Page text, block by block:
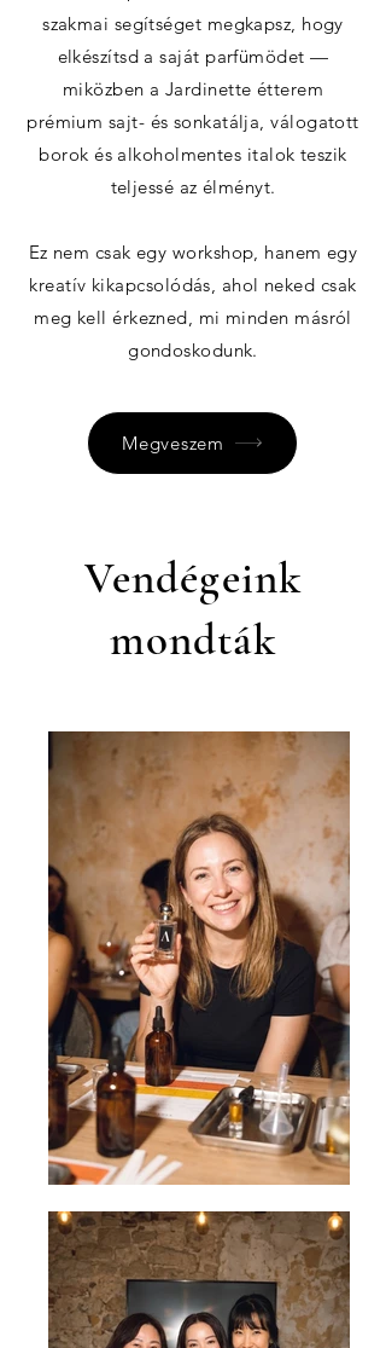
szakmai segítséget megkapsz, hogy
elkészítsd a saját parfümödet —
miközben a Jardinette étterem
prémium sajt- és sonkatálja, válogatott
borok és alkoholmentes italok teszik
teljessé az élményt.
Ez nem csak egy workshop, hanem egy
kreatív kikapcsolódás, ahol neked csak
meg kell érkezned, mi minden másról
gondoskodunk.
Megveszem
Vendégeink
mondták